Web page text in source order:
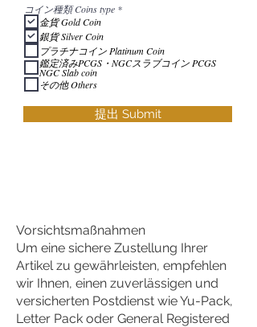
コイン種類 Coins type *P
c
h
t
d
金貨 Gold Coin
銀貨 Silver Coin
プラチナコイン Platinum Coin
鑑定済みPCGS・NGCスラブコイン PCGS
NGC Slab coin
その他 Others
提出 Submit
Vorsichtsmaßnahmen
Um eine sichere Zustellung Ihrer
Artikel zu gewährleisten, empfehlen
wir Ihnen, einen zuverlässigen und
versicherten Postdienst wie Yu-Pack,
Letter Pack oder General Registered